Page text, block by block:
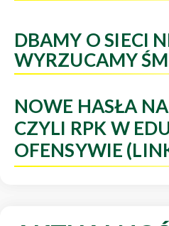
DBAMY O SIECI
WYRZUCAMY
NOWE HASŁA
CZYLI RPK W
OFENSYWIE